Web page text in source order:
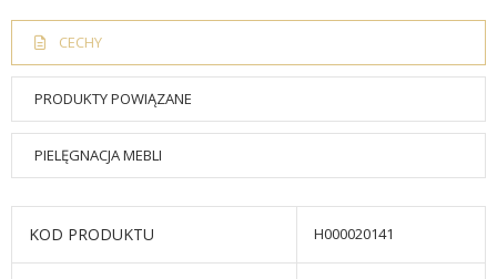
CECHY
PRODUKTY POWIĄZANE
PIELĘGNACJA MEBLI
KOD PRODUKTU H000020141